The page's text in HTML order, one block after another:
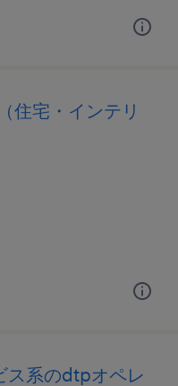
住宅・インテリ
ス系のdtpオペレ